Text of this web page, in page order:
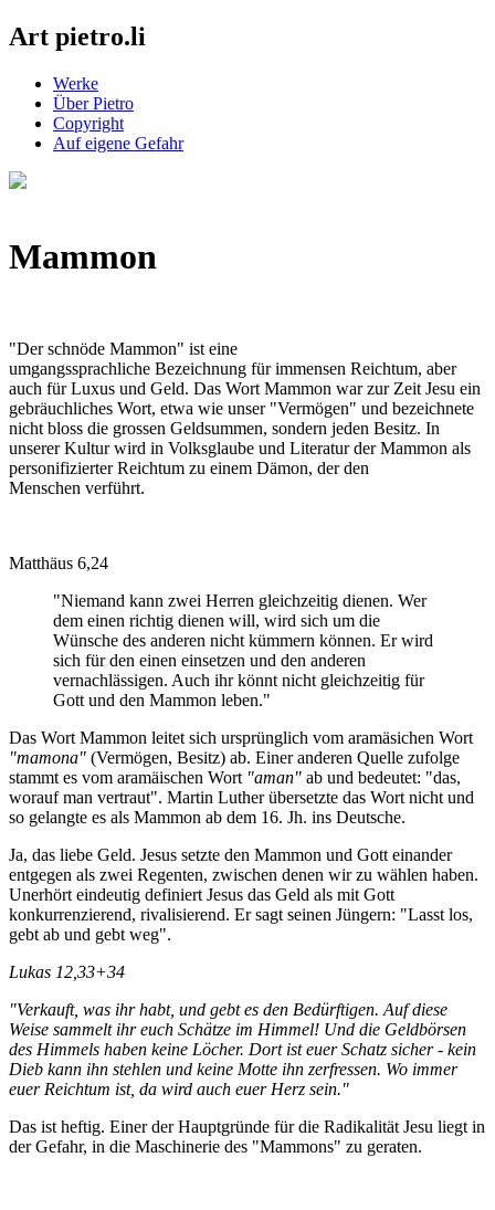
Art pietro.li
Werke
Über Pietro
Copyright
Auf eigene Gefahr
Mammon
"Der schnöde Mammon" ist eine
umgangssprachliche Bezeichnung für immensen Reichtum, aber
auch für Luxus und Geld. Das Wort Mammon war zur Zeit Jesu ein
gebräuchliches Wort, etwa wie unser "Vermögen" und bezeichnete
nicht bloss die grossen Geldsummen, sondern jeden Besitz. In
unserer Kultur wird in Volksglaube und Literatur der Mammon als
personifizierter Reichtum zu einem Dämon, der den
Menschen verführt.
Matthäus 6,24
"Niemand kann zwei Herren gleichzeitig dienen. Wer
dem einen richtig dienen will, wird sich um die
Wünsche des anderen nicht kümmern können. Er wird
sich für den einen einsetzen und den anderen
vernachlässigen. Auch ihr könnt nicht gleichzeitig für
Gott und den Mammon leben."
Das Wort Mammon leitet sich ursprünglich vom aramäsichen Wort
"mamona" (Vermögen, Besitz) ab. Einer anderen Quelle zufolge
stammt es vom aramäischen Wort "aman" ab und bedeutet: "das,
worauf man vertraut". Martin Luther übersetzte das Wort nicht und
so gelangte es als Mammon ab dem 16. Jh. ins Deutsche.
Ja, das liebe Geld. Jesus setzte den Mammon und Gott einander
entgegen als zwei Regenten, zwischen denen wir zu wählen haben.
Unerhört eindeutig definiert Jesus das Geld als mit Gott
konkurrenzierend, rivalisierend. Er sagt seinen Jüngern: "Lasst los,
gebt ab und gebt weg".
Lukas 12,33+34
"Verkauft, was ihr habt, und gebt es den Bedürftigen. Auf diese
Weise sammelt ihr euch Schätze im Himmel! Und die Geldbörsen
des Himmels haben keine Löcher. Dort ist euer Schatz sicher - kein
Dieb kann ihn stehlen und keine Motte ihn zerfressen. Wo immer
euer Reichtum ist, da wird auch euer Herz sein."
Das ist heftig. Einer der Hauptgründe für die Radikalität Jesu liegt in
der Gefahr, in die Maschinerie des "Mammons" zu geraten.